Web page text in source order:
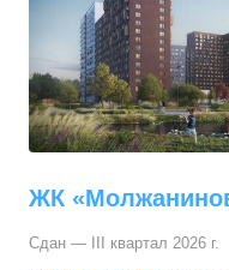
72,7 м²
3-комн. кв.
53,6–96,9м²
66,6– 89,3м²
ЖК
Сдан — III квартал 2026 г.